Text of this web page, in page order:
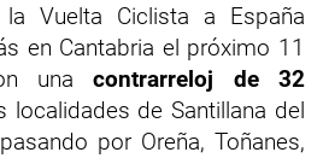
Vuelta Ciclista a España
en Cantabria el próximo 11
una contrarreloj de 32
localidades de Santillana del
por Oreña, Toñanes,